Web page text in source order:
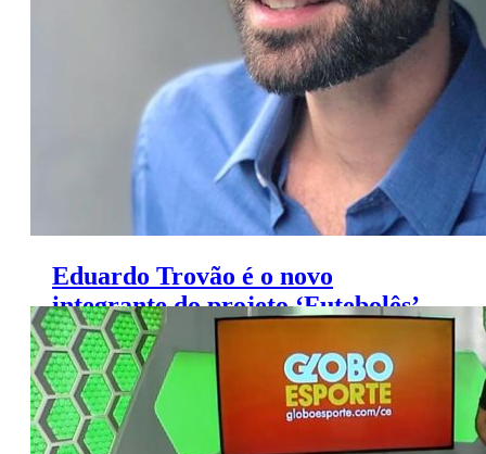
Eduardo Trovão é o novo
integrante do projeto ‘Futebolês’
do Sistema Jangadeiro